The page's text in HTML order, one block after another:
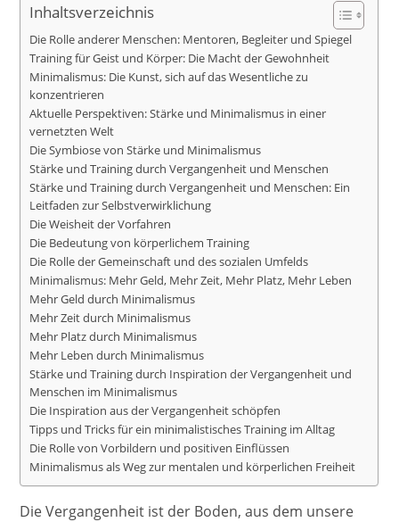
Inhaltsverzeichnis
Die Rolle anderer Menschen: Mentoren, Begleiter und Spiegel
Training für Geist und Körper: Die Macht der Gewohnheit
Minimalismus: Die Kunst, sich auf das Wesentliche zu
konzentrieren
Aktuelle Perspektiven: Stärke und Minimalismus in einer
vernetzten Welt
Die Symbiose von Stärke und Minimalismus
Stärke und Training durch Vergangenheit und Menschen
Stärke und Training durch Vergangenheit und Menschen: Ein
Leitfaden zur Selbstverwirklichung
Die Weisheit der Vorfahren
Die Bedeutung von körperlichem Training
Die Rolle der Gemeinschaft und des sozialen Umfelds
Minimalismus: Mehr Geld, Mehr Zeit, Mehr Platz, Mehr Leben
Mehr Geld durch Minimalismus
Mehr Zeit durch Minimalismus
Mehr Platz durch Minimalismus
Mehr Leben durch Minimalismus
Stärke und Training durch Inspiration der Vergangenheit und
Menschen im Minimalismus
Die Inspiration aus der Vergangenheit schöpfen
Tipps und Tricks für ein minimalistisches Training im Alltag
Die Rolle von Vorbildern und positiven Einflüssen
Minimalismus als Weg zur mentalen und körperlichen Freiheit
Die Vergangenheit ist der Boden, aus dem unsere